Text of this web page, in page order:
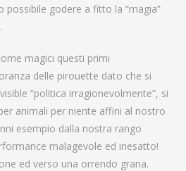
godere a fitto la “magia”
magici questi primi
delle pirouette dato che si
“politica irragionevolmente”, si
animali per niente affini al nostro
esempio dalla nostra rango
malagevole ed inesatto!
ed verso una orrendo grana.